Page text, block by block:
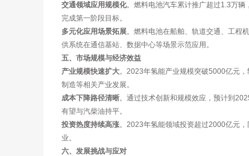
交通领域应用规模化。燃料电池汽车累计推广超过1.3万
完成第一阶段目标。
多元化应用场景拓展。燃料电池在船舶、轨道交通、工程
供系统在通信基站、数据中心等场景示范应用。
五、市场规模与经济效益
产业规模快速扩大。2023年氢能产业规模突破5000亿元
制造等相关产业发展。
成本下降路径清晰。通过技术创新和规模效应，预计到
有望与汽柴油持平。
投资热度持续高涨。2023年氢能领域投资超过2000亿元
业。
六、发展挑战与应对